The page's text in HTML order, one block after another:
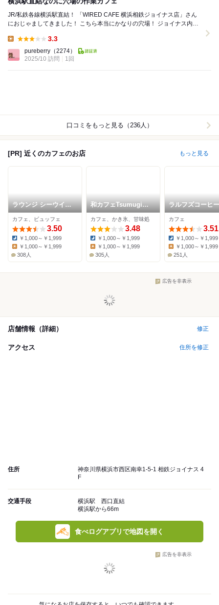
JR/私鉄各線横浜駅直結！ 「WIRED CAFE 横浜相鉄ジョイナス店」さん
におじゃましてきました！ こちら本当にかなりの穴場！ ジョイナス内の
3.3
pureberry （2274）
2025/10 訪問
1回
口コミをもっと見る（236人）
[PR] 近くのカフェのお店 もっと見る
ラウンジ シーウイン
ド (横浜ベイシェラト
ン ホテル&タワーズ)
カフェ、ビュッフェ
3.50
Dinner:
￥1,000～￥1,999
￥1,000～￥1,999
308人
和カフェTsumugi
FOOD & TIME
ISETAN YOKOHAMA
店
カフェ、かき氷、甘味処
3.48
Dinner:
￥1,000～￥1,999
￥1,000～￥1,999
305人
ラルフズコーヒー
NEWoMan横浜店
カフェ
3.51
Dinner:
￥1,000～￥1,999
￥1,000～￥1,999
251人
広告を非表示
店舗情報（詳細） 修正
アクセス 住所を修正
住所
神奈川県横浜市西区南幸1-5-1 相鉄ジョイナス 4
F
交通手段
横浜駅 西口直結
横浜駅から66m
食べログアプリで地図を開く
広告を非表示